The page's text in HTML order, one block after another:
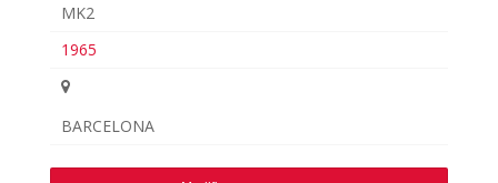
MK2
1965
BARCELONA